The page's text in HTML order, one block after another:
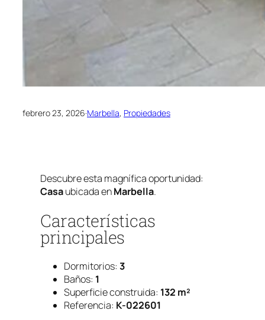
febrero 23, 2026·Marbella, Propiedades
Descubre esta magnífica oportunidad:
Casaubicada enMarbella.
Características
principales
Dormitorios: 3
Baños: 1
Superficie construida: 132 m²
Referencia: K-022601